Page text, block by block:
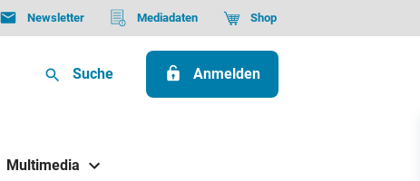
Newsletter Mediadaten Shop
Suche Anmelden
Multimedia